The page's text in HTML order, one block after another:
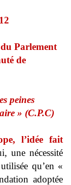
Parlement
de
peines
» (C.P.C)
l’idée fait
une nécessité
qu’en «
adoptée